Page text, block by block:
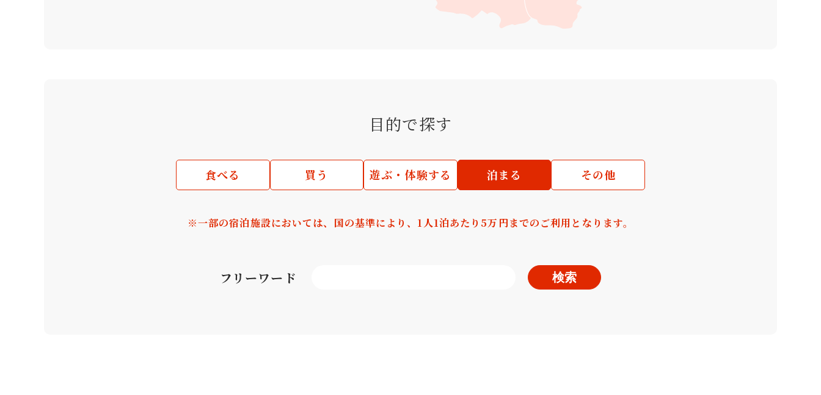
目的で探す
食べる 買う 遊ぶ・体験する 泊まる その他
※一部の宿泊施設においては、国の基準により、1人1泊あたり5万円までのご利用となります。
フリーワード 検索